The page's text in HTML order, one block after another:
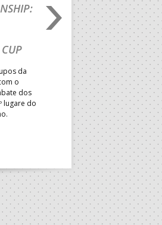
da
o
dos
lugare do
IHF W18 WORLD
JOÃO VAREJÃO
CURSO
TREINADORES NA
Treinador português João
integrado na EHF Experts
preletores convidados pela
de Andebol, em Pitești,
de 400 treinadores.